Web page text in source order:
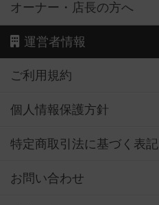
オーナー・店長の方へ
運営者情報
ご利用規約
個人情報保護方針
特定商取引法に基づく表記
お問い合わせ